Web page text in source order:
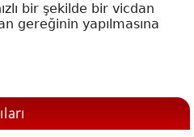
bir şekilde bir vicdan
gereğinin yapılmasına